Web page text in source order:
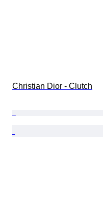
Christian Dior - Clutch